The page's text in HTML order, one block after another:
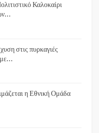
Καλοκαίρι
στις πυρκαγιές
με…
η Εθνική Ομάδα